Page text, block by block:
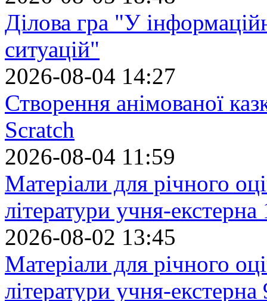
Ділова гра "У
ситуацій"
2026-08-04 14:27
Створення анімованої
Scratch
2026-08-04 11:59
Матеріали для річного
літератури учня-екстерна
2026-08-02 13:45
Матеріали для річного
літератури учня-екстерна